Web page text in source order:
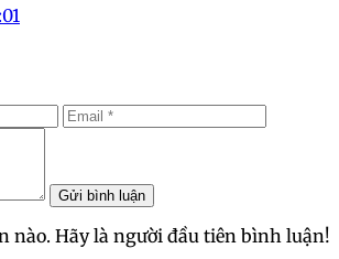
Gửi bình luận
nào. Hãy là người đầu tiên bình luận!